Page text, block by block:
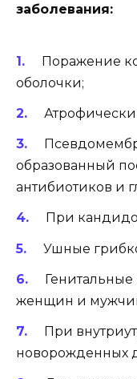
заболевания:
Поражение
оболочки;
образованный
антибиотиков и
При
Ушные
женщин и
При
новорожденных